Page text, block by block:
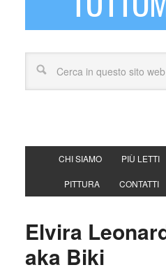
CHI SIAMO PIÙ LETTI
PITTURA CONTATTI
Elvira
aka Biki